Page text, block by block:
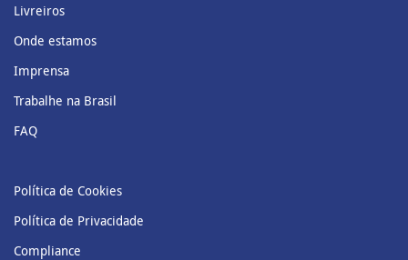
Livreiros
Onde estamos
Imprensa
Trabalhe na Brasil
FAQ
Política de Cookies
Política de Privacidade
Compliance